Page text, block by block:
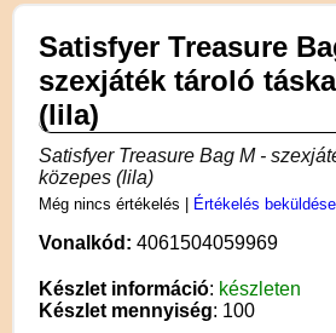
Satisfyer Treasure
szexjáték tároló
(lila)
Satisfyer Treasure Bag M -
közepes (lila)
Még nincs értékelés Értékelés beküldése
Vonalkód: 4061504059969
Készlet információ: készleten
Készlet mennyiség: 100